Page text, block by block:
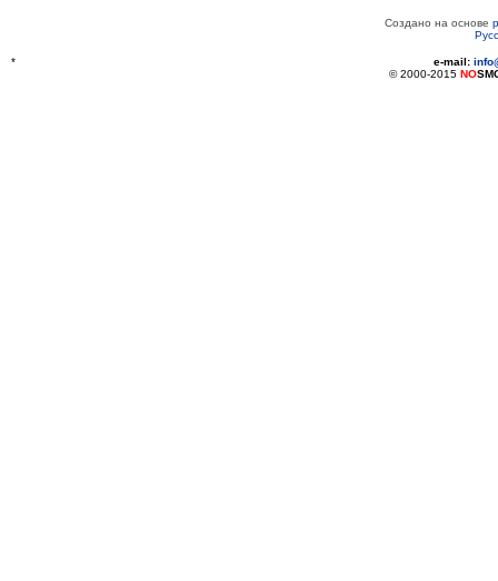
Создано на основе
* e-mail:
© 2000-2015 NO